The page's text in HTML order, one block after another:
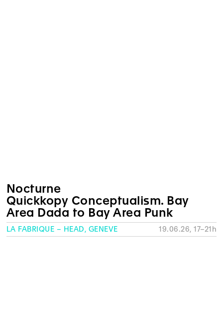
Nocturne
Quickkopy Conceptualism. Bay
Area Dada to Bay Area Punk
LA FABRIQUE – HEAD, GENÈVE 19.06.26, 17–21h